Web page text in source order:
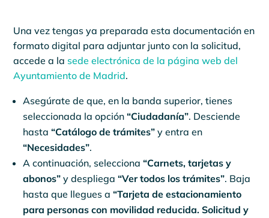
Una vez tengas ya preparada esta documentación en
formato digital para adjuntar junto con la solicitud,
accede a la sede electrónica de la página web del
Ayuntamiento de Madrid.
Asegúrate de que, en la banda superior, tienes
seleccionada la opción“Ciudadanía”. Desciende
hasta“Catálogo de trámites” y entra en
“Necesidades”.
A continuación, selecciona “Carnets, tarjetas y
abonos” y despliega“Ver todos los trámites”. Baja
hasta que llegues a“Tarjeta de estacionamiento
para personas con movilidad reducida. Solicitud y